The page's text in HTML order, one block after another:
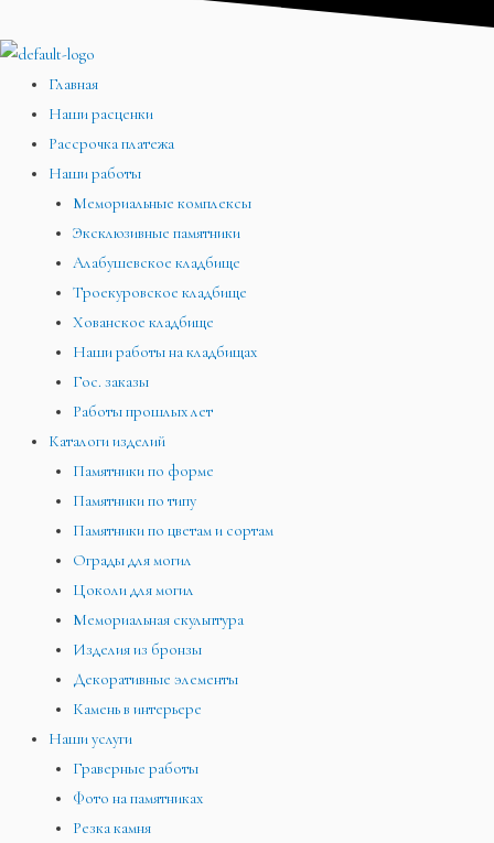
Главная
Наши расценки
Рассрочка платежа
Наши работы
Мемориальные комплексы
Эксклюзивные памятники
Алабушевское кладбище
Троекуровское кладбище
Хованское кладбище
Наши работы на кладбищах
Гос. заказы
Работы прошлых лет
Каталоги изделий
Памятники по форме
Памятники по типу
Памятники по цветам и сортам
Ограды для могил
Цоколи для могил
Мемориальная скульптура
Изделия из бронзы
Декоративные элементы
Камень в интерьере
Наши услуги
Граверные работы
Фото на памятниках
Резка камня